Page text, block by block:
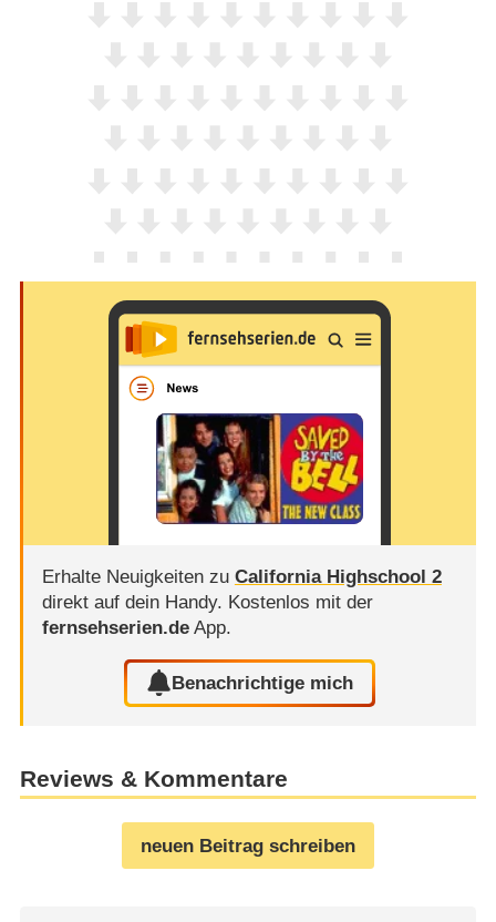
Erhalte Neuigkeiten zu California Highschool 2
direkt auf dein Handy. Kostenlos mit der
fernsehserien.deApp.
Benachrichtige mich
Reviews & Kommentare
neuen Beitrag schreiben